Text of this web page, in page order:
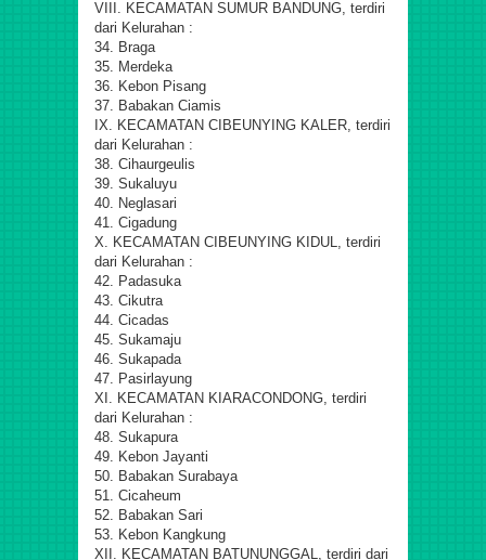
VIII. KECAMATAN SUMUR BANDUNG, terdiri
dari Kelurahan :
34. Braga
35. Merdeka
36. Kebon Pisang
37. Babakan Ciamis
IX. KECAMATAN CIBEUNYING KALER, terdiri
dari Kelurahan :
38. Cihaurgeulis
39. Sukaluyu
40. Neglasari
41. Cigadung
X. KECAMATAN CIBEUNYING KIDUL, terdiri
dari Kelurahan :
42. Padasuka
43. Cikutra
44. Cicadas
45. Sukamaju
46. Sukapada
47. Pasirlayung
XI. KECAMATAN KIARACONDONG, terdiri
dari Kelurahan :
48. Sukapura
49. Kebon Jayanti
50. Babakan Surabaya
51. Cicaheum
52. Babakan Sari
53. Kebon Kangkung
XII. KECAMATAN BATUNUNGGAL, terdiri dari